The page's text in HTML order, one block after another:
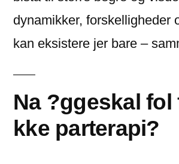
dynamikker, forskelligheder
kan eksistere jer bare –
Na ?ggeskal fol
kke parterapi?